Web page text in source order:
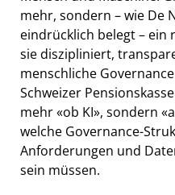
mehr, sondern – wie De
eindrücklich belegt – ein
sie diszipliniert,
menschliche
Schweizer
mehr «ob KI», sondern
welche Governance-
Anforderungen und
sein müssen.